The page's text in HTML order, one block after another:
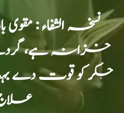
نسخہ الشفاء :
خزانہ ہے،
جگر کو قوت دے